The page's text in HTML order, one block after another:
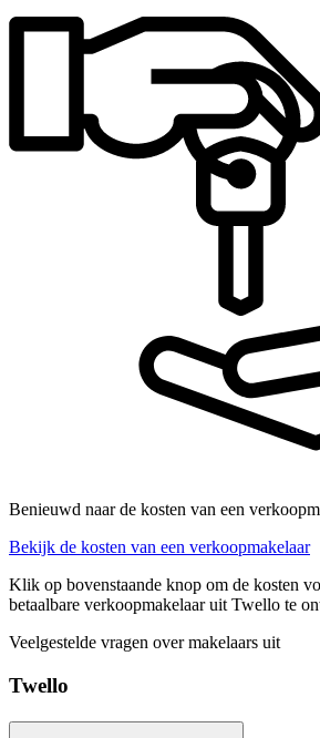
Benieuwd naar de kosten van een
Bekijk de kosten van een verkoopmakelaar
Klik op bovenstaande knop om de kosten
betaalbare verkoopmakelaar uit Twello te
Veelgestelde vragen over makelaars uit
Twello